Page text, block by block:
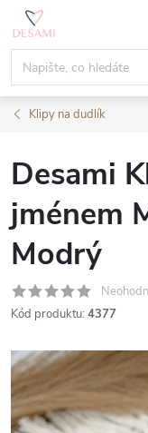
Přejít
obsah
Klipy na dudlík
Desami
jménem
Modrý
Kód produktu: 4377